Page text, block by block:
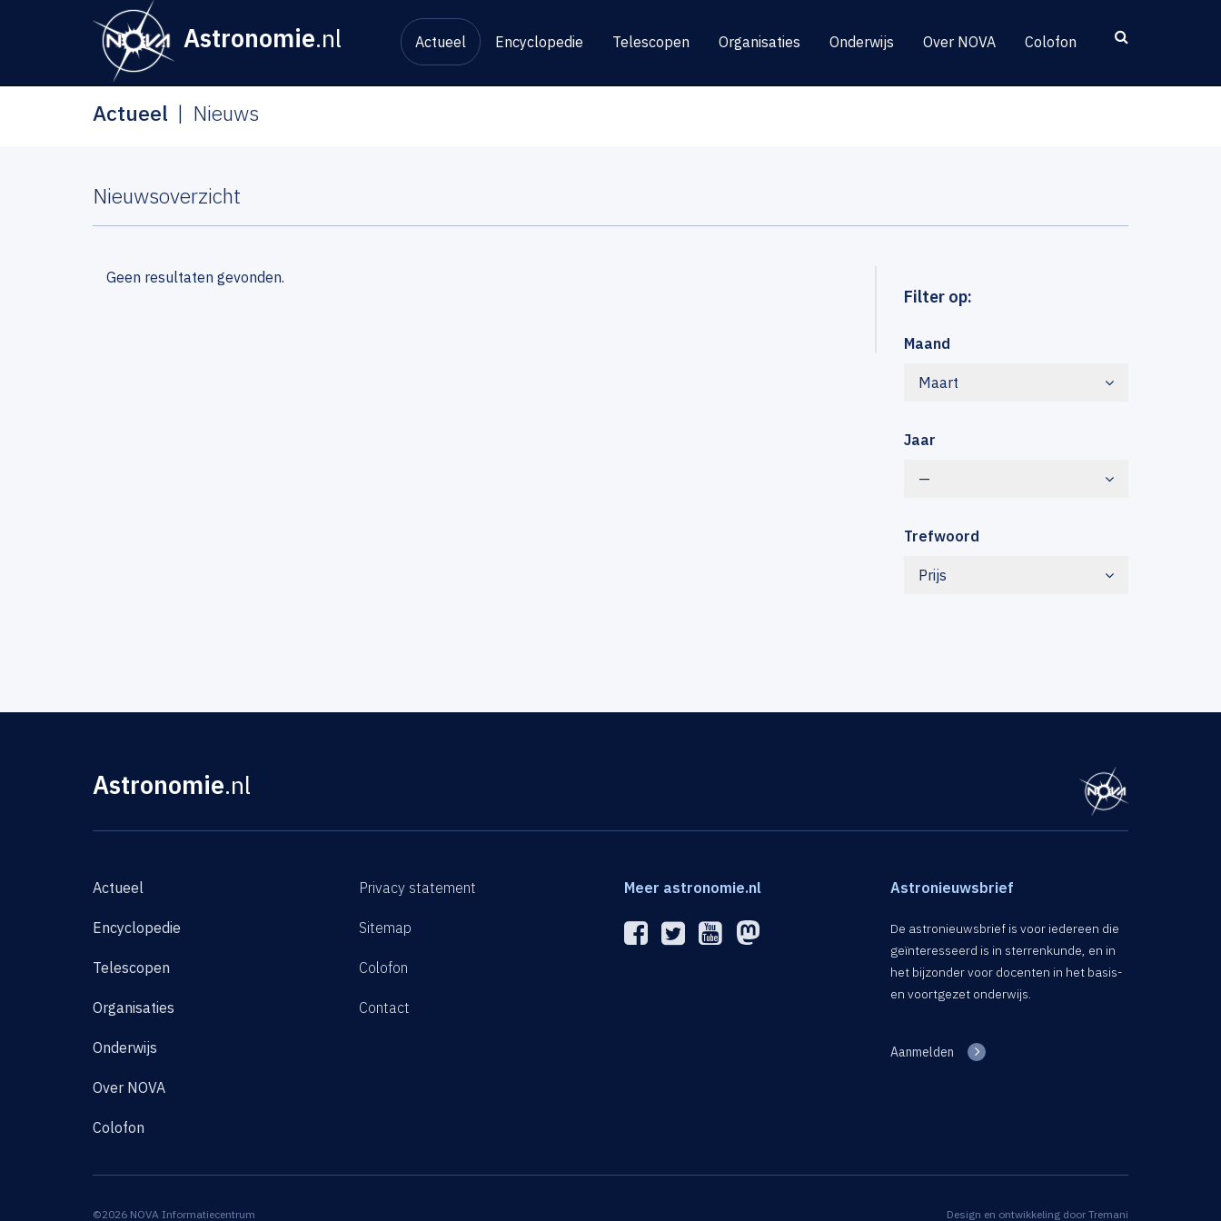
Astronomie.nl Actueel Encyclopedie Telescopen Organisaties Onderwijs Over NOVA Colofon
Actueel Nieuws
Nieuwsoverzicht
Filter op:
Maand
Maart
Jaar
—
Trefwoord
Prijs
Geen resultaten gevonden.
Astronomie.nl
Actueel
Encyclopedie
Telescopen
Organisaties
Onderwijs
Over NOVA
Colofon
Privacy statement
Sitemap
Colofon
Contact
Meer astronomie.nl Astronieuwsbrief
De astronieuwsbrief is voor iedereen die
geïnteresseerd is in sterrenkunde, en in
het bijzonder voor docenten in het basis-
en voortgezet onderwijs.
Aanmelden
©2026 NOVA Informatiecentrum Design en ontwikkeling door Tremani